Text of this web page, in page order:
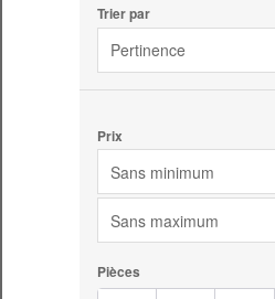
Trier par
Pertinence
Prix
Sans minimum
Sans maximum
Pièces